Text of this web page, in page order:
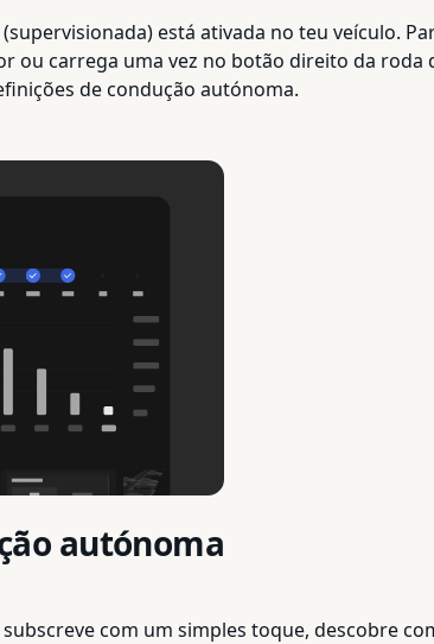
está ativada no teu veículo.
ou carrega uma vez no botão direito da
de condução autónoma.
autónoma
com um simples toque, descobre